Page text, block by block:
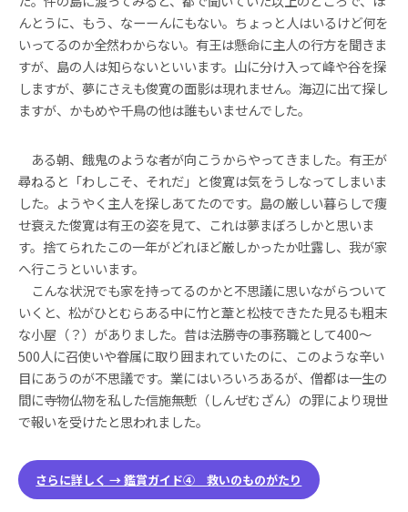
んとうに、もう、なーーんにもない。ちょっと人はいるけど何を
いってるのか全然わからない。有王は懸命に主人の行方を聞きま
すが、島の人は知らないといいます。山に分け入って峰や谷を探
しますが、夢にさえも俊寛の面影は現れません。海辺に出て探し
ますが、かもめや千鳥の他は誰もいませんでした。
ある朝、餓鬼のような者が向こうからやってきました。有王が
尋ねると「わしこそ、それだ」と俊寛は気をうしなってしまいま
した。ようやく主人を探しあてたのです。島の厳しい暮らしで痩
せ衰えた俊寛は有王の姿を見て、これは夢まぼろしかと思いま
す。捨てられたこの一年がどれほど厳しかったか吐露し、我が家
へ行こうといいます。
こんな状況でも家を持ってるのかと不思議に思いながらついて
いくと、松がひとむらある中に竹と葦と松枝できたた見るも粗末
な小屋（？）がありました。昔は法勝寺の事務職として400〜
500人に召使いや眷属に取り囲まれていたのに、このような辛い
目にあうのが不思議です。業にはいろいろあるが、僧都は一生の
間に寺物仏物を私した信施無慙（しんぜむざん）の罪により現世
で報いを受けたと思われました。
さらに詳しく → 鑑賞ガイド④ 救いのものがたり